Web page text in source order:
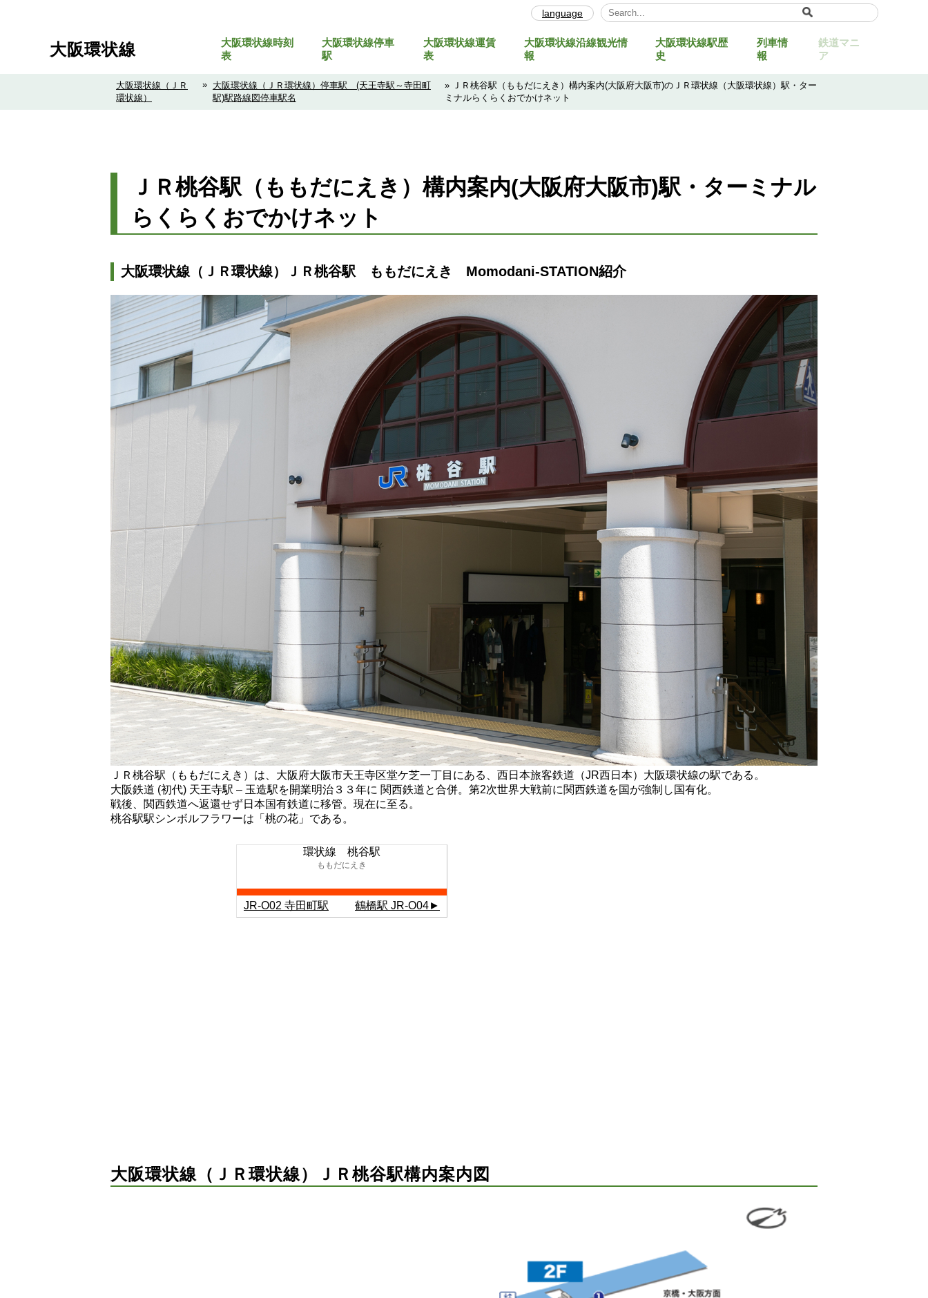
language
Select Language ▼
大阪環状線
大阪環状線時刻
表
大阪環状線停車
駅
大阪環状線運賃
表
大阪環状線沿線観光情
報
大阪環状線駅歴
史
列車情
報
鉄道マニ
ア
大阪環状線（ＪＲ
環状線）
»
大阪環状線（ＪＲ環状線）停車駅 (天王寺駅～寺田町
駅)駅路線図停車駅名
» ＪＲ桃谷駅（ももだにえき）構内案内(大阪府大阪市)のＪＲ環状線（大阪環状線）駅・ター
ミナルらくらくおでかけネット
ＪＲ桃谷駅（ももだにえき）構内案内(大阪府大阪市)駅・ターミナル
らくらくおでかけネット
大阪環状線（ＪＲ環状線）ＪＲ桃谷駅 ももだにえき Momodani-STATION紹介
ＪＲ桃谷駅（ももだにえき）は、大阪府大阪市天王寺区堂ケ芝一丁目にある、西日本旅客鉄道（JR西日本）大阪環状線の駅である。
大阪鉄道 (初代) 天王寺駅 – 玉造駅を開業明治３３年に 関西鉄道と合併。第2次世界大戦前に関西鉄道を国が強制し国有化。
戦後、関西鉄道へ返還せず日本国有鉄道に移管。現在に至る。
桃谷駅駅シンボルフラワーは「桃の花」である。
環状線 桃谷駅
ももだにえき
JR-O02 寺田町駅 鶴橋駅 JR-O04►
大阪環状線（ＪＲ環状線）ＪＲ桃谷駅構内案内図